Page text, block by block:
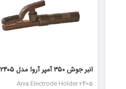
انبر جوش ۳۵۰ آمپر آروا مدل ۲۴۰۵
Arva Electrode Holder 2405